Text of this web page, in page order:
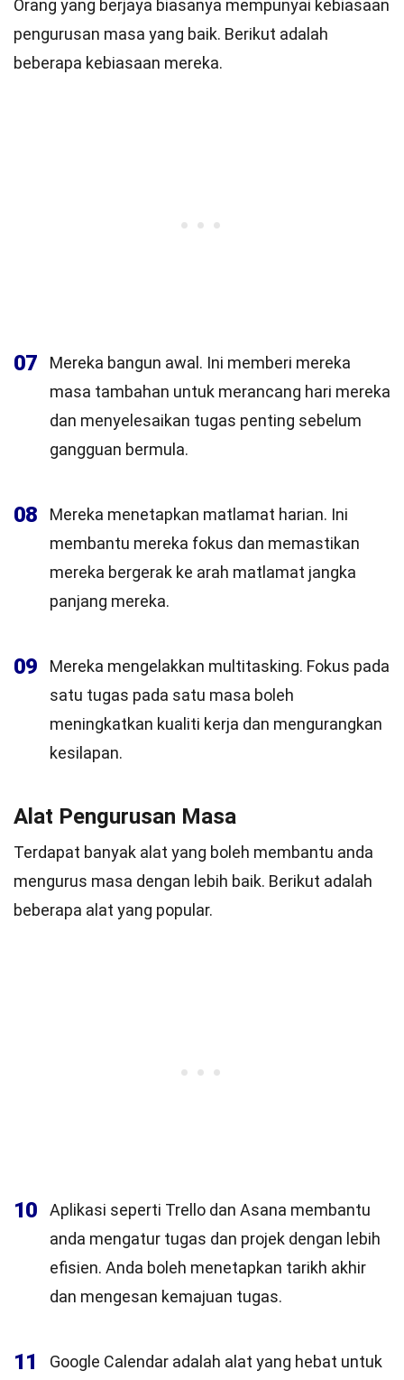
Orang yang berjaya biasanya mempunyai kebiasaan
pengurusan masa yang baik. Berikut adalah
beberapa kebiasaan mereka.
07
Mereka bangun awal. Ini memberi mereka
masa tambahan untuk merancang hari mereka
dan menyelesaikan tugas penting sebelum
gangguan bermula.
08
Mereka menetapkan matlamat harian. Ini
membantu mereka fokus dan memastikan
mereka bergerak ke arah matlamat jangka
panjang mereka.
09
Mereka mengelakkan multitasking. Fokus pada
satu tugas pada satu masa boleh
meningkatkan kualiti kerja dan mengurangkan
kesilapan.
Alat Pengurusan Masa
Terdapat banyak alat yang boleh membantu anda
mengurus masa dengan lebih baik. Berikut adalah
beberapa alat yang popular.
10
Aplikasi seperti Trello dan Asana membantu
anda mengatur tugas dan projek dengan lebih
efisien. Anda boleh menetapkan tarikh akhir
dan mengesan kemajuan tugas.
11
Google Calendar adalah alat yang hebat untuk